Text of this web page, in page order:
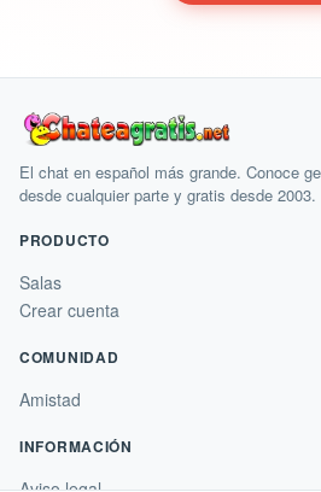
El chat en español más grande. Conoce
desde cualquier parte y gratis desde 2003.
PRODUCTO
Salas
Crear cuenta
COMUNIDAD
Amistad
INFORMACIÓN